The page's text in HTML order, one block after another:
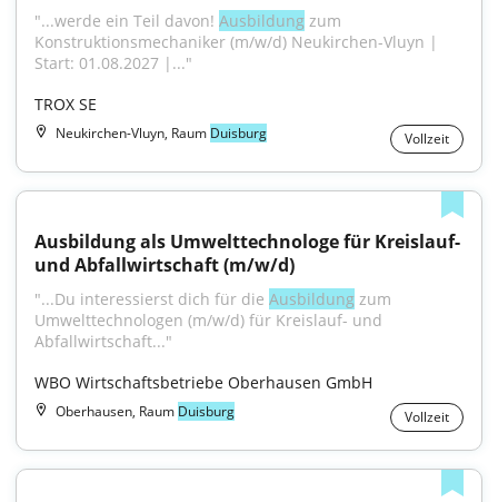
"...werde ein Teil davon! Ausbildung zum
Konstruktionsmechaniker (m/w/d) Neukirchen-Vluyn |
Start: 01.08.2027 |..."
TROX SE
Neukirchen-Vluyn, Raum Duisburg Vollzeit
Ausbildung als Umwelttechnologe für Kreislauf-
und Abfallwirtschaft (m/w/d)
"...Du interessierst dich für die Ausbildung zum
Umwelttechnologen (m/w/d) für Kreislauf- und
Abfallwirtschaft..."
WBO Wirtschaftsbetriebe Oberhausen GmbH
Oberhausen, Raum Duisburg Vollzeit